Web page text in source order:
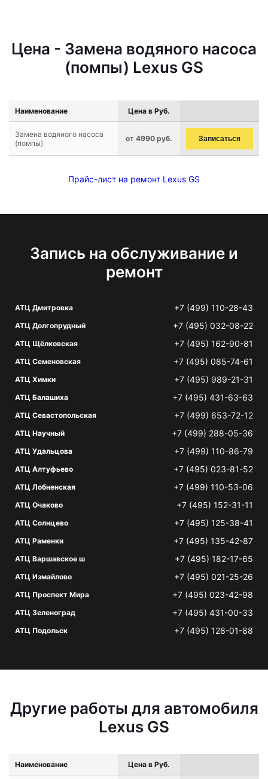
Цена - Замена водяного насоса
(помпы) Lexus GS
Наименование Цена в Руб.
Замена водяного насоса
(помпы)
от 4990 руб. Записаться
Прайс-лист на ремонт Lexus GS
Запись на обслуживание и
ремонт
АТЦ Дмитровка +7 (499) 110-28-43
АТЦ Долгопрудный +7 (495) 032-08-22
АТЦ Щёлковская +7 (495) 162-90-81
АТЦ Семеновская +7 (495) 085-74-61
АТЦ Химки +7 (495) 989-21-31
АТЦ Балашиха +7 (495) 431-63-63
АТЦ Севастопольская +7 (499) 653-72-12
АТЦ Научный +7 (499) 288-05-36
АТЦ Удальцова +7 (499) 110-86-79
АТЦ Алтуфьево +7 (495) 023-81-52
АТЦ Лобненская +7 (499) 110-53-06
АТЦ Очаково +7 (495) 152-31-11
АТЦ Солнцево +7 (495) 125-38-41
АТЦ Раменки +7 (495) 135-42-87
АТЦ Варшавское ш +7 (495) 182-17-65
АТЦ Измайлово +7 (495) 021-25-26
АТЦ Проспект Мира +7 (495) 023-42-98
АТЦ Зеленоград +7 (495) 431-00-33
АТЦ Подольск +7 (495) 128-01-88
Другие работы для автомобиля
Lexus GS
Наименование Цена в Руб.